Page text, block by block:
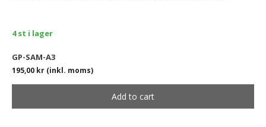
4 st i lager
GP-SAM-A3
195,00 kr (inkl. moms)
Add to cart